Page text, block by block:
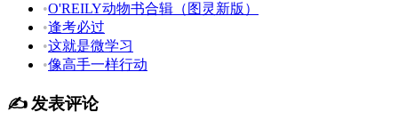
•O'REILY动物书合辑（图灵新版）
•逢考必过
•这就是微学习
•像高手一样行动
✍️ 发表评论